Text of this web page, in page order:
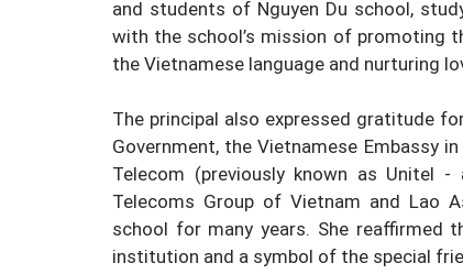
and students of Nguyen Du school,
with the school’s mission of promoting
the Vietnamese language and nurturing
The principal also expressed gratitude
Government, the Vietnamese Embassy
Telecom (previously known as Unitel
Telecoms Group of Vietnam and Lao
school for many years. She reaffirmed
institution and a symbol of the special